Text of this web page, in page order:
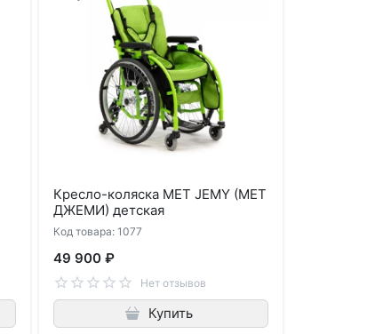
Кресло-коляска MET JEMY (МЕТ
ДЖЕМИ) детская
Код товара: 1077
49 900 ₽
Нет отзывов
Купить